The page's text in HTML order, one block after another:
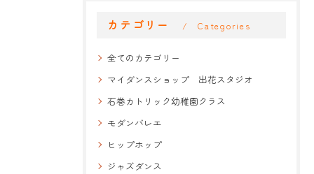
カテゴリー Categories
全てのカテゴリー
マイダンスショップ 出花スタジオ
石巻カトリック幼稚園クラス
モダンバレエ
ヒップホップ
ジャズダンス